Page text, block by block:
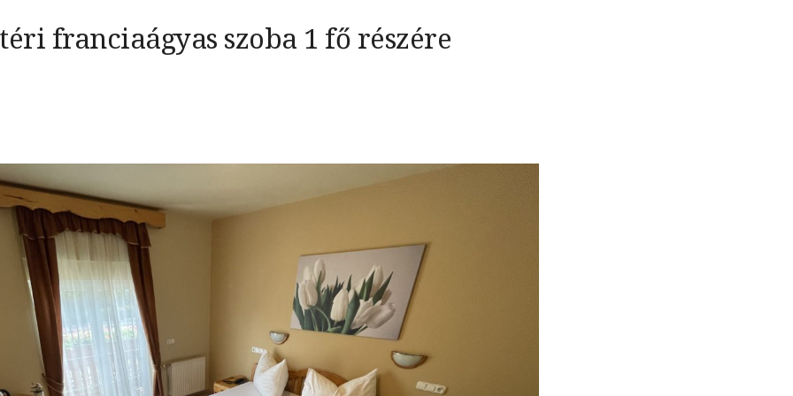
franciaágyas szoba 1 fő részére